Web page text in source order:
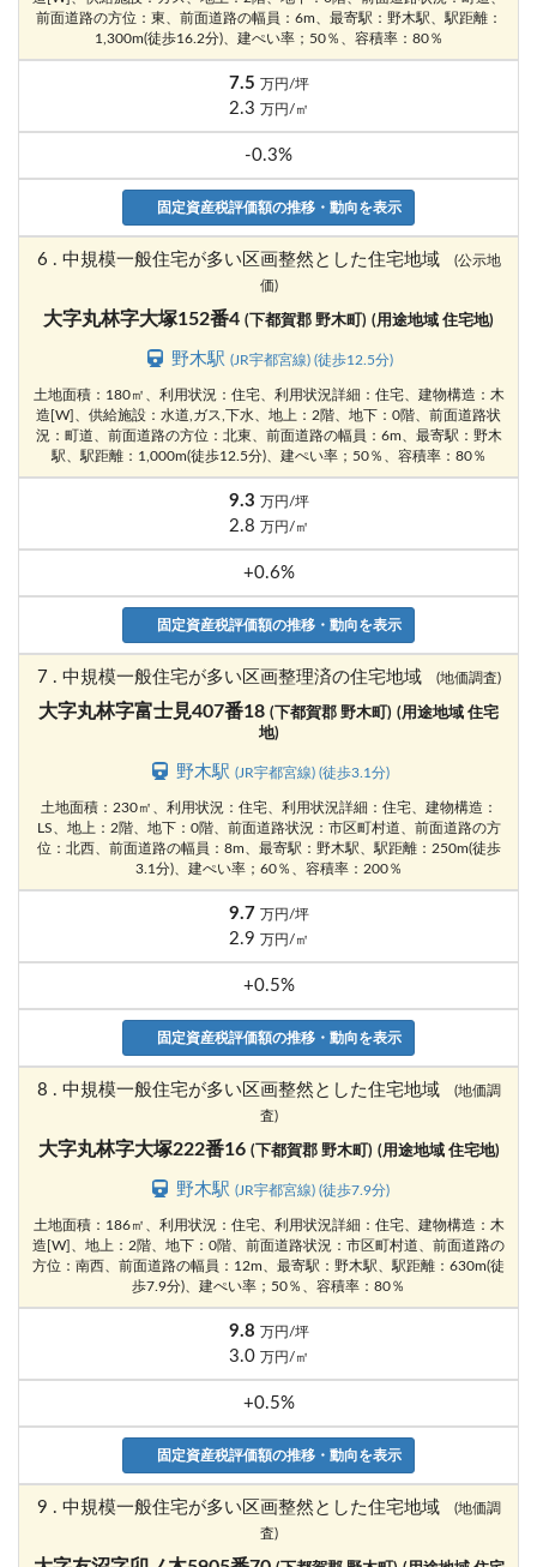
前面道路の方位：東、前面道路の幅員：6m、最寄駅：野木駅、駅距離：
1,300m(徒歩16.2分)、建ぺい率；50％、容積率：80％
7.5 万円/坪
2.3 万円/㎡
-0.3%
固定資産税評価額の推移・動向を表示
6 . 中規模一般住宅が多い区画整然とした住宅地域
(公示地
価)
大字丸林字大塚152番4 (下都賀郡 野木町) (用途地域 住宅地)
野木駅(JR宇都宮線) (徒歩12.5分)
土地面積：180㎡、利用状況：住宅、利用状況詳細：住宅、建物構造：木
造[W]、供給施設：水道,ガス,下水、地上：2階、地下：0階、前面道路状
況：町道、前面道路の方位：北東、前面道路の幅員：6m、最寄駅：野木
駅、駅距離：1,000m(徒歩12.5分)、建ぺい率；50％、容積率：80％
9.3 万円/坪
2.8 万円/㎡
+0.6%
固定資産税評価額の推移・動向を表示
7 . 中規模一般住宅が多い区画整理済の住宅地域 (地価調査)
大字丸林字富士見407番18 (下都賀郡 野木町) (用途地域 住宅
地)
野木駅 (JR宇都宮線) (徒歩3.1分)
土地面積：230㎡、利用状況：住宅、利用状況詳細：住宅、建物構造：
LS、地上：2階、地下：0階、前面道路状況：市区町村道、前面道路の方
位：北西、前面道路の幅員：8m、最寄駅：野木駅、駅距離：250m(徒歩
3.1分)、建ぺい率；60％、容積率：200％
9.7 万円/坪
2.9 万円/㎡
+0.5%
固定資産税評価額の推移・動向を表示
8 . 中規模一般住宅が多い区画整然とした住宅地域
(地価調
査)
大字丸林字大塚222番16 (下都賀郡 野木町) (用途地域 住宅地)
野木駅 (JR宇都宮線) (徒歩7.9分)
土地面積：186㎡、利用状況：住宅、利用状況詳細：住宅、建物構造：木
造[W]、地上：2階、地下：0階、前面道路状況：市区町村道、前面道路の
方位：南西、前面道路の幅員：12m、最寄駅：野木駅、駅距離：630m(徒
歩7.9分)、建ぺい率；50％、容積率：80％
9.8 万円/坪
3.0 万円/㎡
+0.5%
固定資産税評価額の推移・動向を表示
9 . 中規模一般住宅が多い区画整然とした住宅地域
(地価調
査)